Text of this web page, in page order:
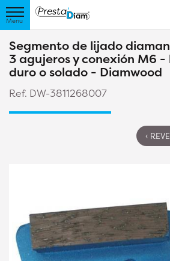
Segmento de lijado
3 agujeros y conexión M6 -
duro o solado - Diamwood
Ref. DW-3811268007
‹